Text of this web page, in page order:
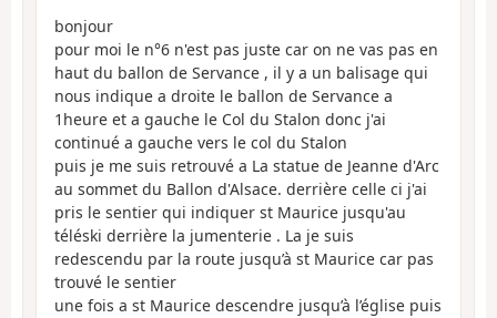
bonjour
pour moi le n°6 n'est pas juste car on ne vas pas en
haut du ballon de Servance , il y a un balisage qui
nous indique a droite le ballon de Servance a
1heure et a gauche le Col du Stalon donc j'ai
continué a gauche vers le col du Stalon
puis je me suis retrouvé a La statue de Jeanne d'Arc
au sommet du Ballon d'Alsace. derrière celle ci j'ai
pris le sentier qui indiquer st Maurice jusqu'au
téléski derrière la jumenterie . La je suis
redescendu par la route jusqu’à st Maurice car pas
trouvé le sentier
une fois a st Maurice descendre jusqu’à l’église puis